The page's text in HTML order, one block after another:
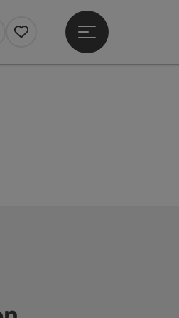
Wetter Linz, wolkig
Merkzettel
Hauptmenü öffnen